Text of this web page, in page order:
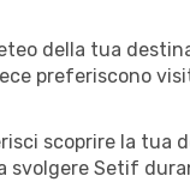
della tua
preferiscono
scoprire la tua
Setif